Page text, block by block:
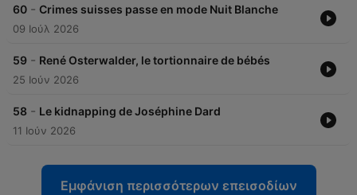
60 - Crimes suisses passe en mode Nuit Blanche
09 Ιούλ 2026
59 - René Osterwalder, le tortionnaire de bébés
25 Ιούν 2026
58 - Le kidnapping de Joséphine Dard
11 Ιούν 2026
Εμφάνιση περισσότερων επεισοδίων